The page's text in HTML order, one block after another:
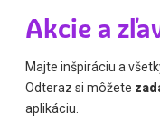
Akcie a
Majte inšpiráciu a
Odteraz si môžete
aplikáciu.